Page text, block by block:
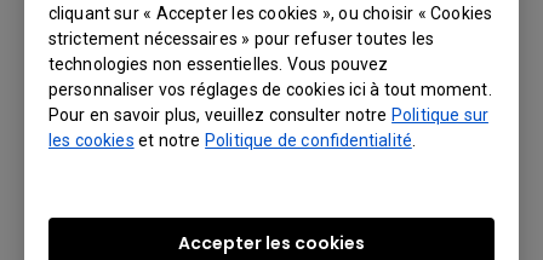
cliquant sur « Accepter les cookies », ou choisir « Cookies
strictement nécessaires » pour refuser toutes les
technologies non essentielles. Vous pouvez
personnaliser vos réglages de cookies ici à tout moment.
Pour en savoir plus, veuillez consulter notrePolitique sur
les cookies et notrePolitique de confidentialité
Accepter les cookies
connectivité flexible
Contrairement à d'autres murs d'images
sur le marché qui ont un support d'entrée
limité, le PL5502 vous permet d'afficher
des images via DVI, DisplayPort et HDMI. Il
ce qui garantit une sortie cohérente et
ininterrompue.